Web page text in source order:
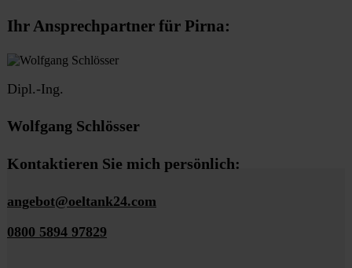
Ihr Ansprechpartner für Pirna:
Dipl.-Ing.
Wolfgang Schlösser
Kontaktieren Sie mich persönlich:
angebot@oeltank24.com
0800 5894 97829